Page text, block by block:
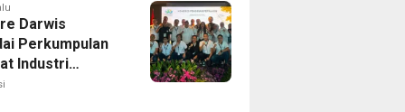
Darwis
Perkumpulan
Industri
Indonesia